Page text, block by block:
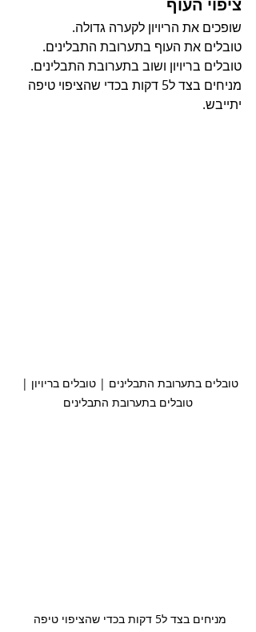
ציפוי העוף
שופכים את הריויון לקערה גדולה.
טובלים את העוף בתערובת התבלינים.
טובלים בריויון ושוב בתערובת התבלינים.
מניחים בצד ל5 דקות בכדי שהציפוי טיפה
יתייבש.
טובלים בתערובת התבלינים | טובלים בריויון |
טובלים בתערובת התבלינים
מניחים בצד ל5 דקות בכדי שהציפוי טיפה